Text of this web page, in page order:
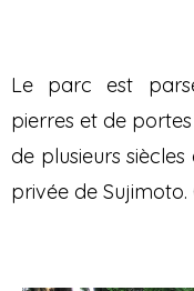
Le parc est
pierres et de
de plusieurs
privée de Sujimoto.